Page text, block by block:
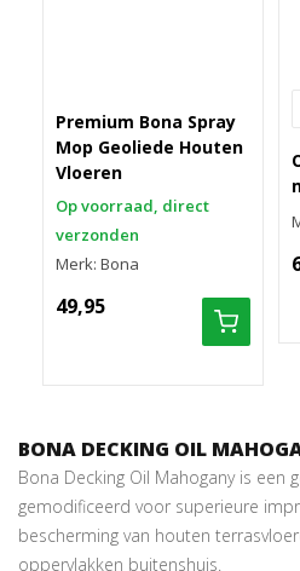
Premium Bona Spray
Mop Geoliede Houten
Vloeren
Op voorraad, direct
verzonden
Merk: Bona
49,95
BONA DECKING OIL
Bona Decking Oil Mahogany is een
gemodificeerd voor superieure
bescherming van houten
oppervlakken buitenshuis.